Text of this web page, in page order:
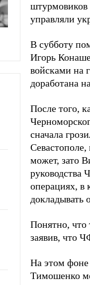
штурмовиков
управляли
В субботу
Игорь
войсками на
доработана
После того,
сначала
Севастополе,
может, зато
руководства
операциях, в
докладывать
Понятно, что
заявив, что
На этом фоне
Тимошенко